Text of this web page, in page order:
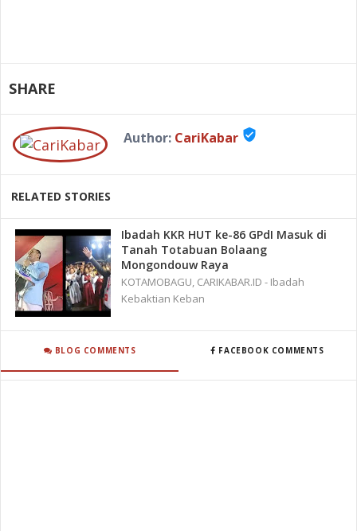
SHARE
Author: CariKabar verified_user
RELATED STORIES
Ibadah KKR HUT ke-86 GPdI Masuk di
Tanah Totabuan Bolaang
Mongondouw Raya
KOTAMOBAGU, CARIKABAR.ID - Ibadah
Kebaktian Keban
BLOG COMMENTS FACEBOOK COMMENTS